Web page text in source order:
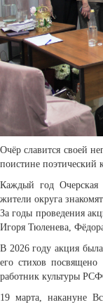
Очёр славится своей
поистине поэтический
Каждый год Очерская
жители округа
За годы проведения
Игоря Тюленева,
В 2026 году акция
его стихов
работник культуры
19 марта, накануне